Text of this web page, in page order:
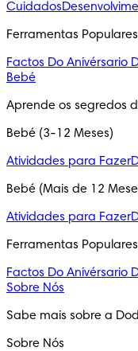
Cuidados
Ferramentas Populares
Factos Do Anivérsario
Bebé
Aprende os segredos
Bebé (3-12 Meses)
Atividades para Fazer
Bebé (Mais de 12
Atividades para Fazer
Ferramentas Populares
Factos Do Anivérsario
Sobre Nós
Sabe mais sobre a
Sobre Nós